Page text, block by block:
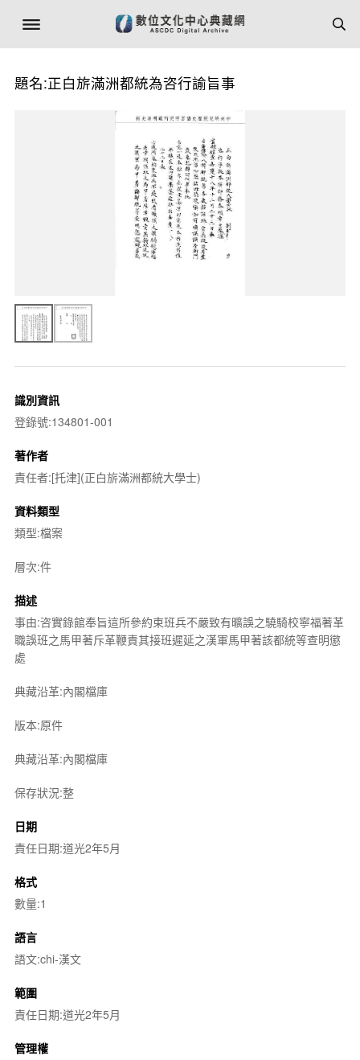
題名:正白旂滿洲都統為咨行諭旨事
識別資訊
登錄號:134801-001
著作者
責任者:[托津](正白旂滿洲都統大學士)
資料類型
類型:檔案
層次:件
描述
事由:咨實錄館奉旨這所參約束班兵不嚴致有曠誤之驍騎校寧福著革
職誤班之馬甲著斥革鞭責其接班遲延之漢軍馬甲著該都統等查明懲
處
典藏沿革:內閣檔庫
版本:原件
典藏沿革:內閣檔庫
保存狀況:整
日期
責任日期:道光2年5月
格式
數量:1
語言
語文:chi-漢文
範圍
責任日期:道光2年5月
管理權